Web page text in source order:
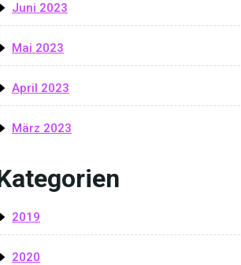
Juni 2023
Mai 2023
April 2023
März 2023
2019
2020